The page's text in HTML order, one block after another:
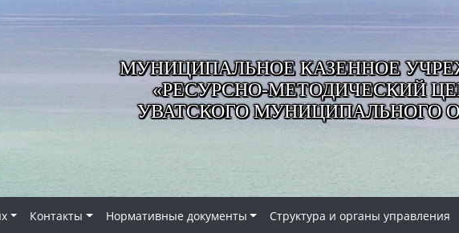
МУНИЦИПАЛЬНОЕ КАЗЕННОЕ
«РЕСУРСНО-МЕТОДИЧЕСКИЙ
УВАТСКОГО МУНИЦИПАЛЬНОГО
Контакты Нормативные документы Структура и органы управления